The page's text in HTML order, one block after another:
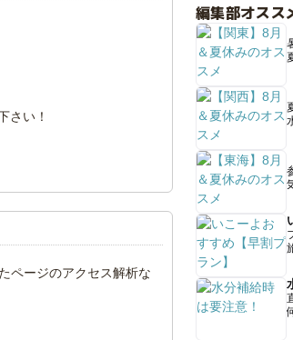
さい！
ページのアクセス解析な
編集部オスス